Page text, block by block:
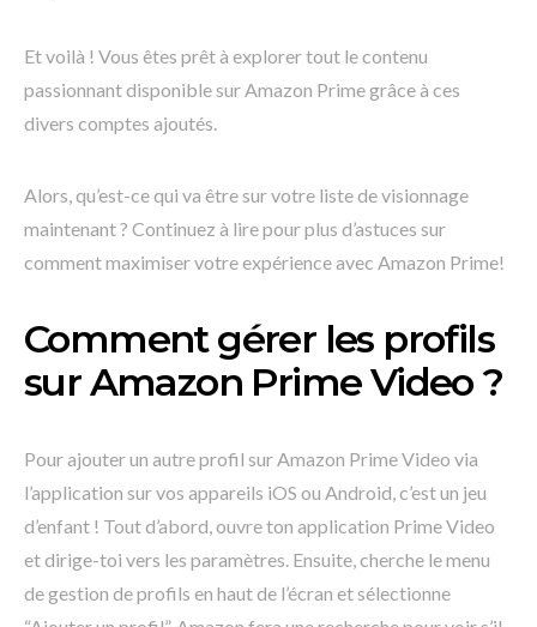
Et voilà ! Vous êtes prêt à explorer tout le contenu
passionnant disponible sur Amazon Prime grâce à ces
divers comptes ajoutés.
Alors, qu’est-ce qui va être sur votre liste de visionnage
maintenant ? Continuez à lire pour plus d’astuces sur
comment maximiser votre expérience avec Amazon Prime!
Comment gérer les profils
sur Amazon Prime Video ?
Pour ajouter un autre profil sur Amazon Prime Video via
l’application sur vos appareils iOS ou Android, c’est un jeu
d’enfant ! Tout d’abord, ouvre ton application Prime Video
et dirige-toi vers les paramètres. Ensuite, cherche le menu
de gestion de profils en haut de l’écran et sélectionne